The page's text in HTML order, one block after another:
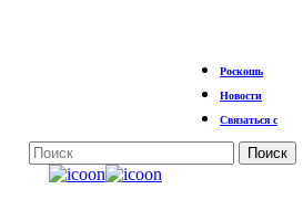
Роскошь
Новости
Связаться с
Поиск
Закрыть